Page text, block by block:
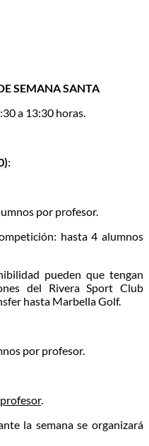
SEMANA SANTA
a 13:30 horas.
:
por profesor.
hasta 4 alumnos
pueden que tengan
del Rivera Sport Club
hasta Marbella Golf.
por profesor.
.
la semana se organizará